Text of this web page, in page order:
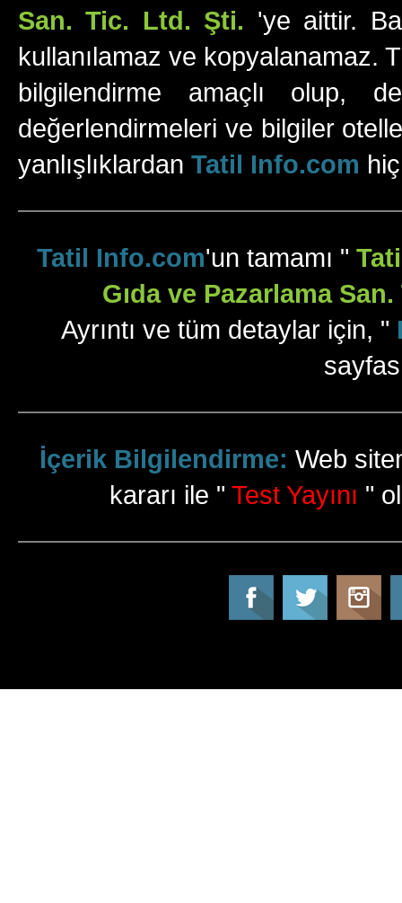
San. Tic. Ltd. Şti. 'ye aittir.
kullanılamaz ve kopyalanamaz.
bilgilendirme amaçlı olup,
değerlendirmeleri ve bilgiler
yanlışlıklardan Tatil Info.com
Tatil Info.com'un tamamı "
Gıda ve Pazarlama
Ayrıntı ve tüm detaylar için, "
İçerik Bilgilendirme: Web
kararı ile " Test Yayını "